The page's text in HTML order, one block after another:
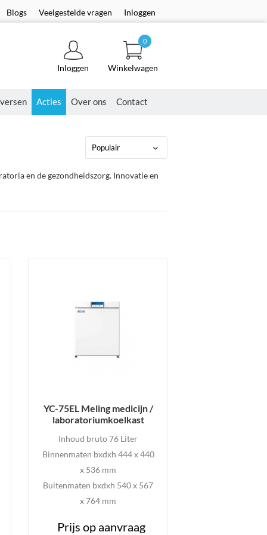
Blogs Veelgestelde vragen Inloggen
Inloggen Winkelwagen
0
Acties Over ons Contact
en de gezondheidszorg. Innovatie en
YC-75EL Meling medicijn /
laboratoriumkoelkast
Inhoud bruto 76 Liter
Binnenmaten bxdxh 444 x 440
x 536 mm
Buitenmaten bxdxh 540 x 567
x 764 mm
Prijs op aanvraag